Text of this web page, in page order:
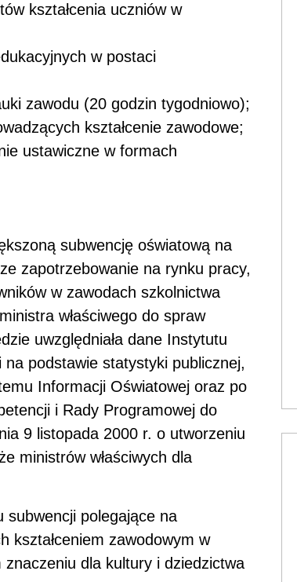
kształcenia uczniów w
w postaci
zawodu (20 godzin tygodniowo);
kształcenie zawodowe;
ustawiczne w formach
subwencję oświatową na
zapotrzebowanie na rynku pracy,
w zawodach szkolnictwa
właściwego do spraw
uwzględniała dane Instytutu
podstawie statystyki publicznej,
Informacji Oświatowej oraz po
i Rady Programowej do
9 listopada 2000 r. o utworzeniu
ministrów właściwych dla
subwencji polegające na
kształceniem zawodowym w
dla kultury i dziedzictwa